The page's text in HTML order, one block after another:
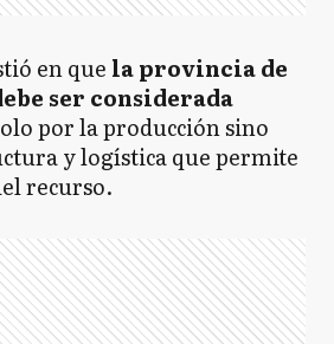
en que la provincia de
ser considerada
por la producción sino
y logística que permite
recurso.